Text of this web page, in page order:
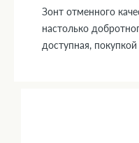
Зонт отменного
настолько
доступная,